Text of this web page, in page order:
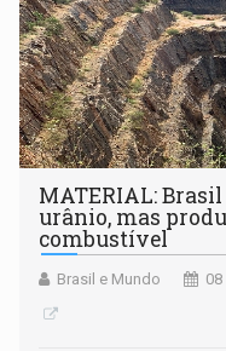
MATERIAL:
urânio, mas
combustível
Brasil e Mundo